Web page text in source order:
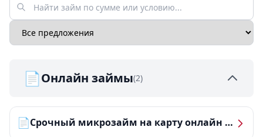
📄Онлайн займы(2)
📄 Срочный микрозайм на карту онлайн — получить деньги за 5 минут